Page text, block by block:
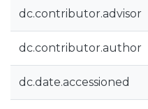
dc.contributor.advisor
dc.contributor.author
dc.date.accessioned